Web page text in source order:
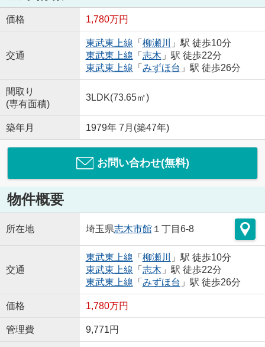
価格 1,780万円
交通
東武東上線 「 柳瀬川
」駅 徒歩10分
東武東上線 「 志木 」駅 徒歩22分
東武東上線 「 みずほ台 」駅 徒歩26分
間取り
(専有面積)
3LDK(73.65㎡)
築年月 1979年 7月(築47年)
お問い合わせ(無料)
物件概要
所在地 埼玉県志木市館１丁目6-8
交通
東武東上線 「 柳瀬川
」駅 徒歩10分
東武東上線 「 志木 」駅 徒歩22分
東武東上線 「 みずほ台 」駅 徒歩26分
価格 1,780万円
管理費 9,771円